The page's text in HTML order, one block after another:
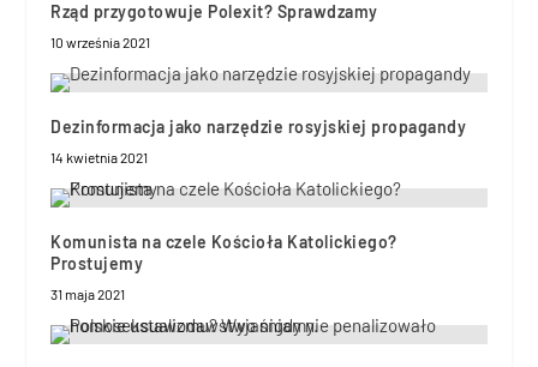
Rząd przygotowuje Polexit? Sprawdzamy
10 września 2021
Dezinformacja jako narzędzie rosyjskiej propagandy
14 kwietnia 2021
Komunista na czele Kościoła Katolickiego?
Prostujemy
31 maja 2021